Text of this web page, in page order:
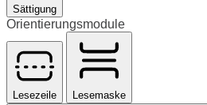
Sättigung
Orientierungsmodule
Lesezeile
Lesemaske